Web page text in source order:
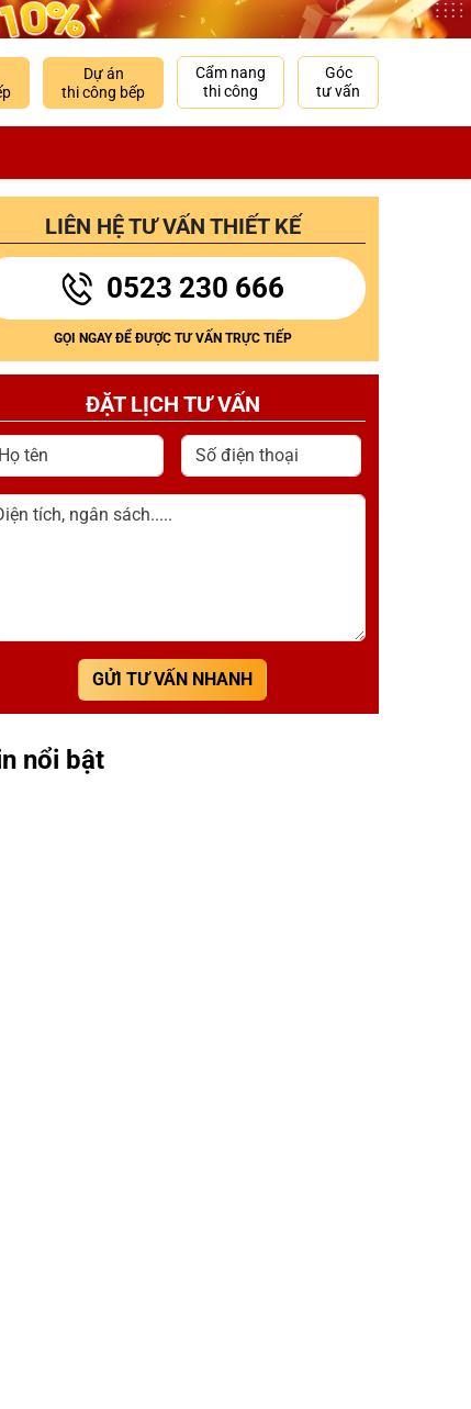
Dự án
thi công bếp
Cẩm nang
thi công
Góc
tư vấn
LIÊN HỆ TƯ VẤN THIẾT KẾ
0523 230 666
GỌI NGAY ĐỂ ĐƯỢC TƯ VẤN TRỰC TIẾP
ĐẶT LỊCH TƯ VẤN
tên Số điện thoại
tích, ngân sách.....
GỬI TƯ VẤN NHANH
nổi bật